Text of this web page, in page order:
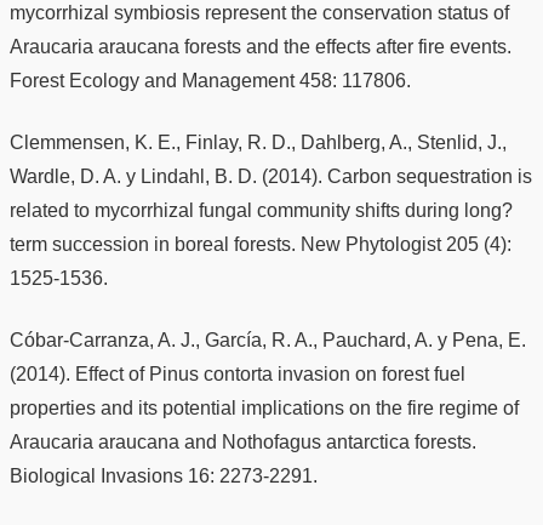
mycorrhizal symbiosis represent the conservation status of
Araucaria araucana forests and the effects after fire events.
Forest Ecology and Management 458: 117806.
Clemmensen, K. E., Finlay, R. D., Dahlberg, A., Stenlid, J.,
Wardle, D. A. y Lindahl, B. D. (2014). Carbon sequestration is
related to mycorrhizal fungal community shifts during long?
term succession in boreal forests. New Phytologist 205 (4):
1525-1536.
Cóbar-Carranza, A. J., García, R. A., Pauchard, A. y Pena, E.
(2014). Effect of Pinus contorta invasion on forest fuel
properties and its potential implications on the fire regime of
Araucaria araucana and Nothofagus antarctica forests.
Biological Invasions 16: 2273-2291.